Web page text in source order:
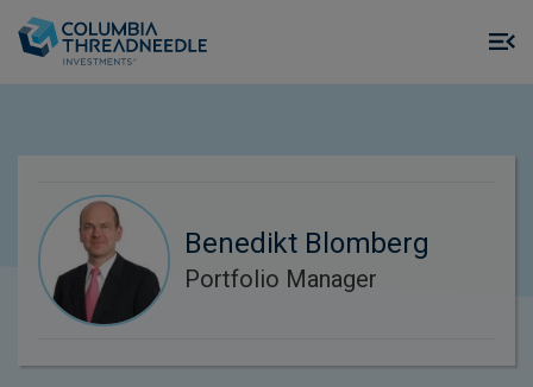
Benedikt Blomberg
Portfolio Manager